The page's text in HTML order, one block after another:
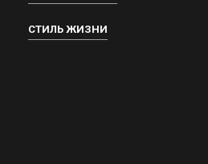
СТИЛЬ ЖИЗНИ